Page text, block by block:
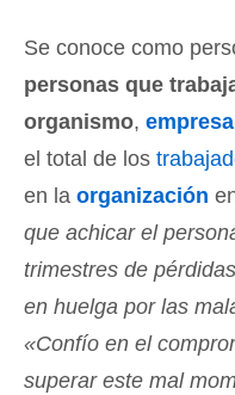
Se conoce como
personas que
organismo, empresa
el total de los
en la organización
que achicar el
trimestres de
en huelga por las
«Confío en el
superar este mal